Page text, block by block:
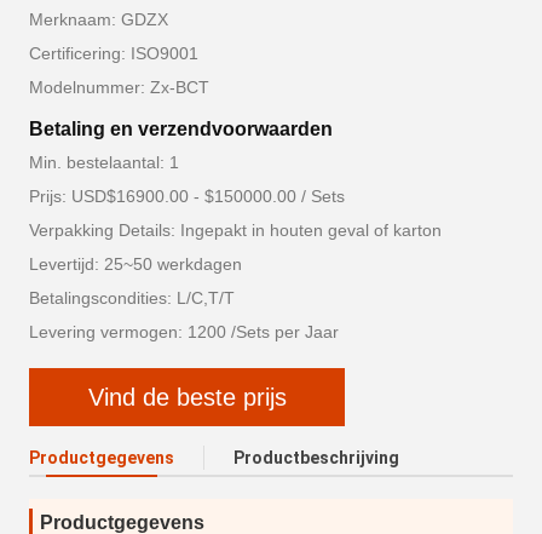
Merknaam: GDZX
Certificering: ISO9001
Modelnummer: Zx-BCT
Betaling en verzendvoorwaarden
Min. bestelaantal: 1
Prijs: USD$16900.00 - $150000.00 / Sets
Verpakking Details: Ingepakt in houten geval of karton
Levertijd: 25~50 werkdagen
Betalingscondities: L/C,T/T
Levering vermogen: 1200 /Sets per Jaar
Vind de beste prijs
Productgegevens Productbeschrijving
Productgegevens